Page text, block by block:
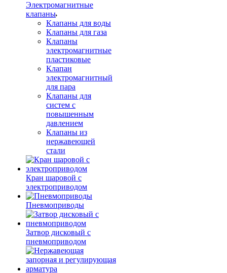
Электромагнитные
клапаны
Клапаны для воды
Клапаны для газа
Клапаны
электромагнитные
пластиковые
Клапан
электромагнитный
для пара
Клапаны для
систем с
повышенным
давлением
Клапаны из
нержавеющей
стали
Кран шаровой с
электроприводом
Пневмоприводы
Затвор дисковый с
пневмоприводом